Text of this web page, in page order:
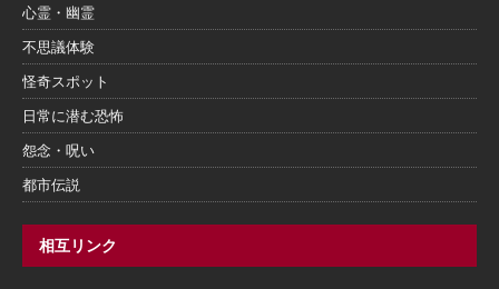
心霊・幽霊
不思議体験
怪奇スポット
日常に潜む恐怖
怨念・呪い
都市伝説
相互リンク